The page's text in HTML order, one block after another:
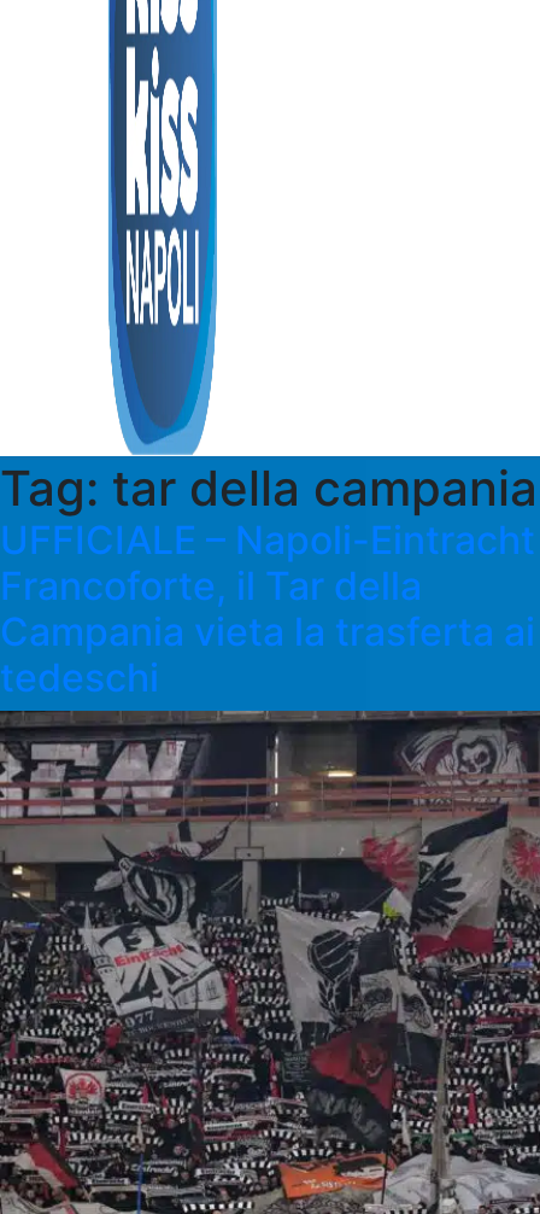
Tag: tar della campania
UFFICIALE – Napoli-Eintracht
Francoforte, il Tar della
Campania vieta la trasferta ai
tedeschi